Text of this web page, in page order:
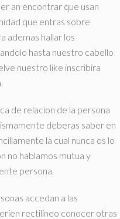
an encontrar que usan
que entras sobre
ademas hallar los
hasta nuestro cabello
nuestro like inscribira
de relacion de la persona
deberas saber en
la cual nunca os lo
no hablamos mutua y
persona.
accedan a las
rectilineo conocer otras